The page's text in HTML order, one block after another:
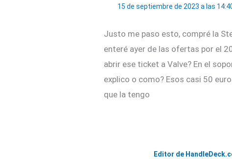
15 de septiembre de 2023 a las
Justo me paso esto, compré la
enteré ayer de las ofertas por el
abrir ese ticket a Valve? En el
explico o como? Esos casi 50
que la tengo
Editor de